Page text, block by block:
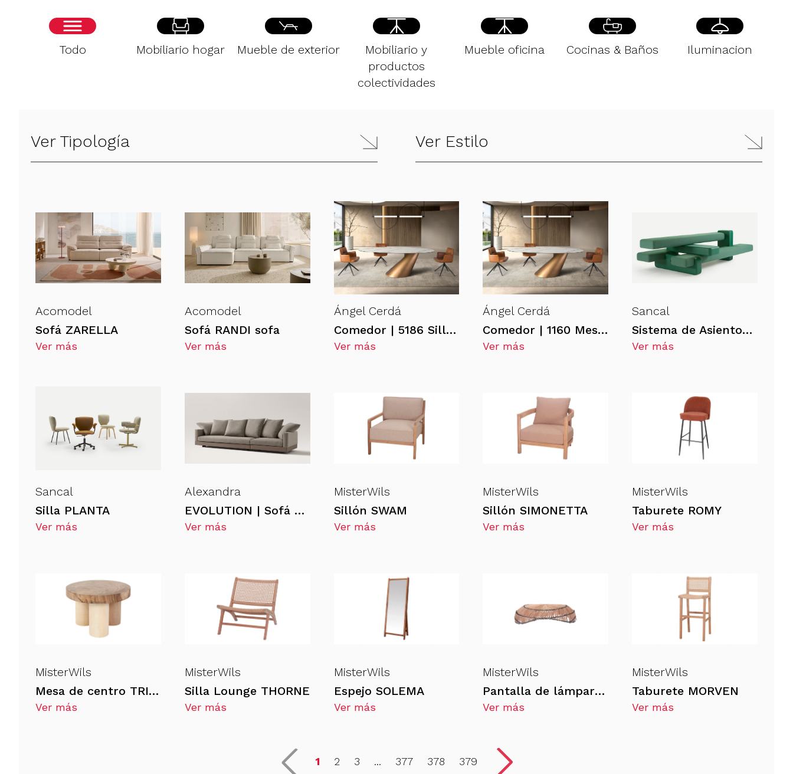
Todo Mobiliario hogar Mueble de exterior
Mobiliario y
productos
colectividades
Mueble oficina Cocinas & Baños Iluminacion
Ver Tipología Ver Estilo
Acomodel
Sofá ZARELLA
Ver más
Acomodel
Sofá RANDI sofa
Ver más
Ángel Cerdá
Comedor | 5186 Silla Polipiel
Ver más
Ángel Cerdá
Comedor | 1160 Mesa comedor en porcelánico
Ver más
Sancal
Sistema de Asientos GRADAS
Ver más
Sancal
Silla PLANTA
Ver más
Alexandra
EVOLUTION | Sofá MONDRIAN
Ver más
MisterWils
Sillón SWAM
Ver más
MisterWils
Sillón SIMONETTA
Ver más
MisterWils
Taburete ROMY
Ver más
MisterWils
Mesa de centro TRILERMAN
Ver más
MisterWils
Silla Lounge THORNE
Ver más
MisterWils
Espejo SOLEMA
Ver más
MisterWils
Pantalla de lámpara OLVIN
Ver más
MisterWils
Taburete MORVEN
Ver más
1 2 3 ... 377 378 379